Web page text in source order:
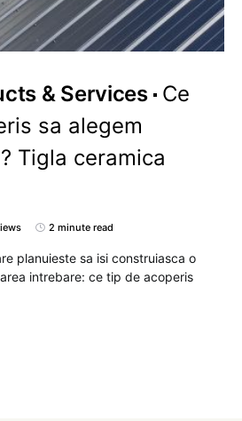
& Services Ce
sa alegem
Tigla ceramica
2 minute read
planuieste sa isi construiasca o
intrebare: ce tip de acoperis